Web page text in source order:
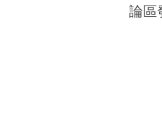
論區